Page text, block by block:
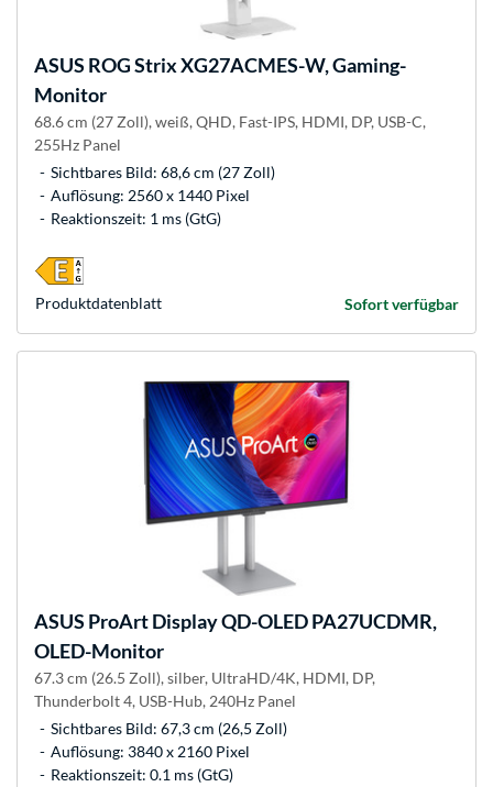
ASUS ROG Strix XG27ACMES-W, Gaming-
Monitor
68.6 cm (27 Zoll), weiß, QHD, Fast-IPS, HDMI, DP, USB-C,
255Hz Panel
Sichtbares Bild: 68,6 cm (27 Zoll)
Auflösung: 2560 x 1440 Pixel
Reaktionszeit: 1 ms (GtG)
Sofort verfügbar
Produkt­datenblatt
ASUS ProArt Display QD-OLED PA27UCDMR,
OLED-Monitor
67.3 cm (26.5 Zoll), silber, UltraHD/4K, HDMI, DP,
Thunderbolt 4, USB-Hub, 240Hz Panel
Sichtbares Bild: 67,3 cm (26,5 Zoll)
Auflösung: 3840 x 2160 Pixel
Reaktionszeit: 0.1 ms (GtG)